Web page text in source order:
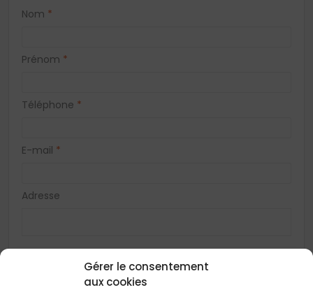
Gérer le consentement
aux cookies
Nom *
Prénom *
Téléphone *
E-mail *
Adresse